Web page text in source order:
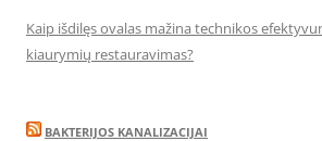
Kaip išdilęs ovalas mažina technikos
kiaurymių restauravimas?
BAKTERIJOS KANALIZACIJAI